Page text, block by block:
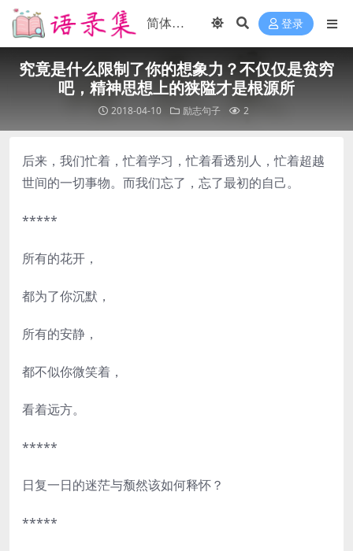
登录
究竟是什么限制了你的想象力？不仅仅是贫穷
吧，精神思想上的狭隘才是根源所
2018-04-10 励志句子 2
后来，我们忙着，忙着学习，忙着看透别人，忙着超越
世间的一切事物。而我们忘了，忘了最初的自己。
*****
所有的花开，
都为了你沉默，
所有的安静，
都不似你微笑着，
看着远方。
*****
日复一日的迷茫与颓然该如何释怀？
*****